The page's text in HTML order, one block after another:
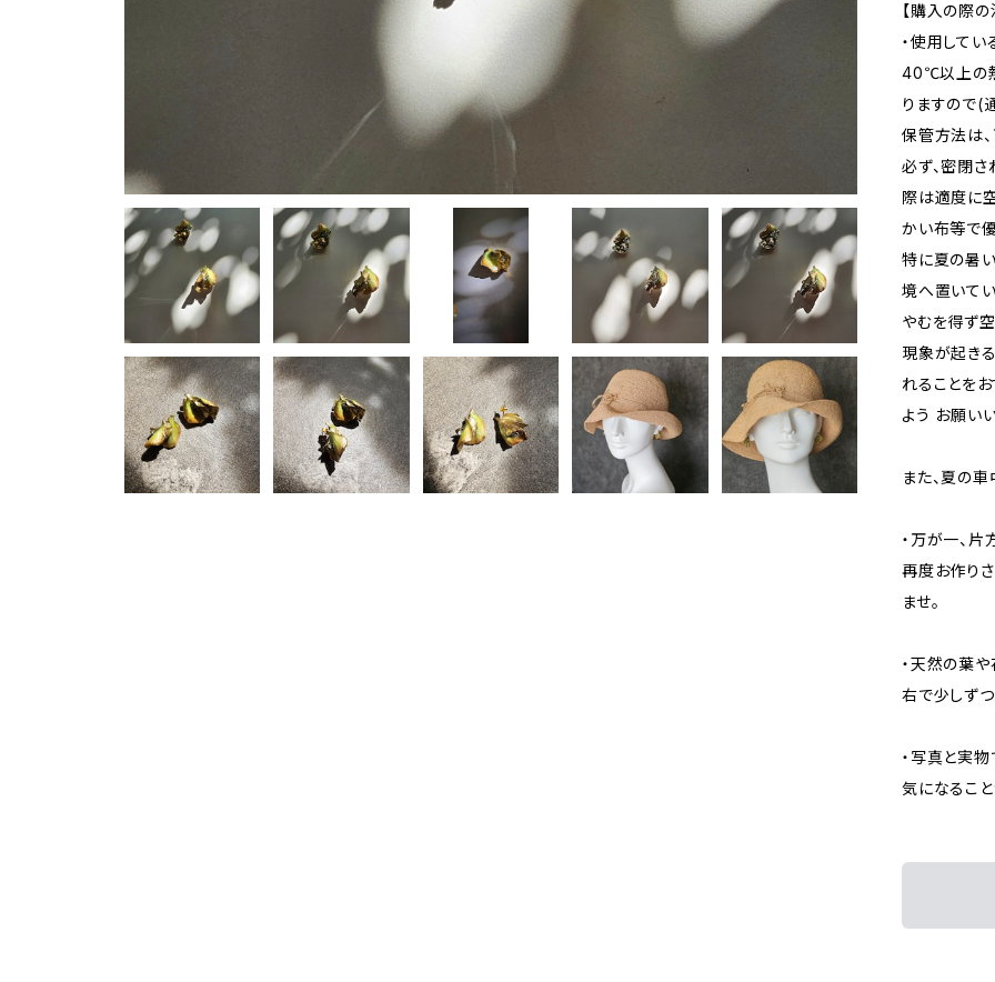
【購入の際
・使用して
40℃以上の
りますので(
保管方法は
必ず、密閉
際は適度に
かい布等で
特に夏の暑
境へ置いて
やむを得ず
現象が起き
れることを
よう お願い
また、夏の
・万が一、
再度お作り
ませ。
・天然の葉
右で少しず
・写真と実
気になるこ